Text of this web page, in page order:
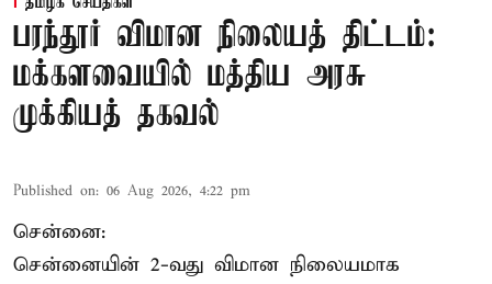
பரந்தூர் விமான நிலையத் திட்டம்:
மக்களவையில் மத்திய அரசு
முக்கியத் தகவல்
Published on: 06 Aug 2026, 4:22 pm
சென்னை:
சென்னையின் 2-வது விமான நிலையமாக